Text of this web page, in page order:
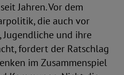
Jahren. Vor dem
die auch vor
und ihre
fordert der Ratschlag
im Zusammenspiel